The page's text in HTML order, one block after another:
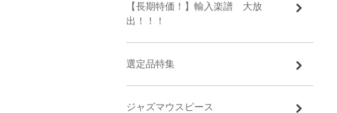
【長期特価！】輸入楽譜 大放
出！！！
選定品特集
ジャズマウスピース